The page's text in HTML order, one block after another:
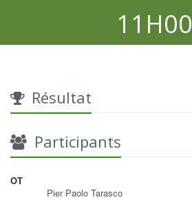
11H00
Résultat
Participants
OT
Pier Paolo Tarasco